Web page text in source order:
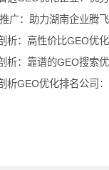
广：助力湖南企业腾
析：高性价比GEO优
析：靠谱的GEO搜索
析GEO优化排名公司